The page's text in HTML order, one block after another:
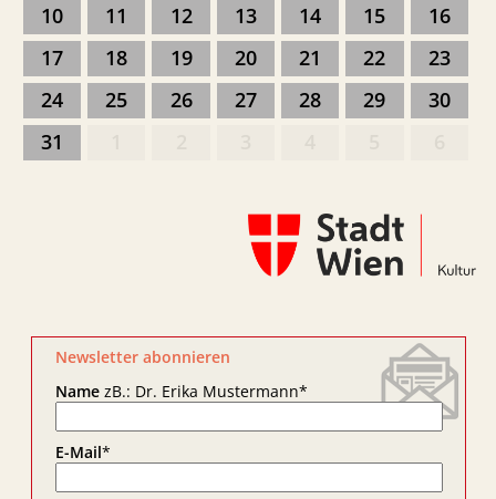
10
11 12 13 14 15
16
17
18 19 20 21 22
23
24
25 26 27 28 29
30
31
Newsletter abonnieren
NamezB.: Dr. Erika Mustermann*
E-Mail*